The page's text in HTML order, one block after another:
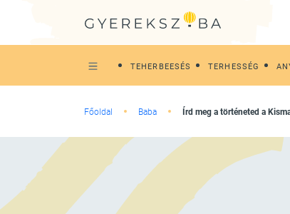
TEHERBEESÉS TERHESSÉG
Főoldal Baba Írd meg a történeted a